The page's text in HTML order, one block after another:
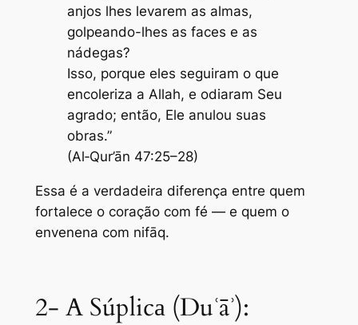
anjos lhes levarem as almas,
golpeando-lhes as faces e as
nádegas?
Isso, porque eles seguiram o que
encoleriza a Allah, e odiaram Seu
agrado; então, Ele anulou suas
obras.”
(Al‑Qur’ān 47:25–28)
Essa é a verdadeira diferença entre quem
fortalece o coração com fé — e quem o
envenena com nifāq.
2- A Súplicа (Duʿāʾ):